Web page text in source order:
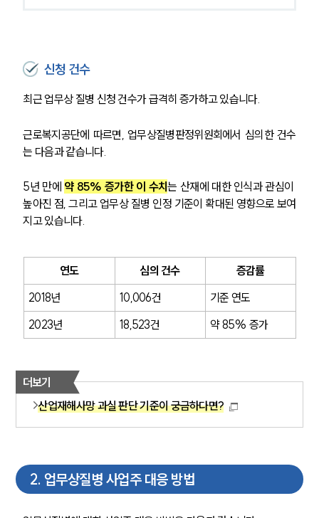
신청 건수
최근 업무상 질병 신청 건수가 급격히 증가하고 있습니다.
근로복지공단에 따르면, 업무상질병판정위원회에서 심의한 건수
는 다음과 같습니다.
5년 만에 약 85% 증가한 이 수치는 산재에 대한 인식과 관심이
높아진 점, 그리고 업무상 질병 인정 기준이 확대된 영향으로 보여
지고 있습니다.
연도 심의 건수
증감률
2018년
10,006건
기준 연도
2023년
18,523건 약 85% 증가
더보기
산업재해사망 과실 판단 기준이 궁금하다면?
2. 업무상질병 사업주 대응 방법